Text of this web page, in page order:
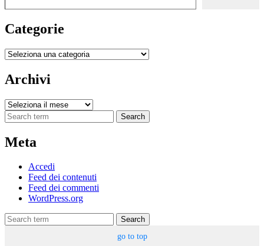
Categorie
Categorie
Archivi
Archivi
Search
Meta
Accedi
Feed dei contenuti
Feed dei commenti
WordPress.org
Search
go to top